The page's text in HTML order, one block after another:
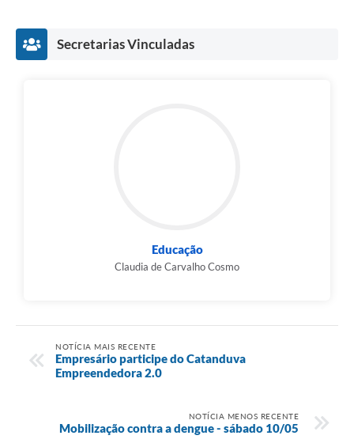
Secretarias Vinculadas
Educação
Claudia de Carvalho Cosmo
NOTÍCIA MAIS RECENTE
Empresário participe do Catanduva
Empreendedora 2.0
NOTÍCIA MENOS RECENTE
Mobilização contra a dengue - sábado 10/05